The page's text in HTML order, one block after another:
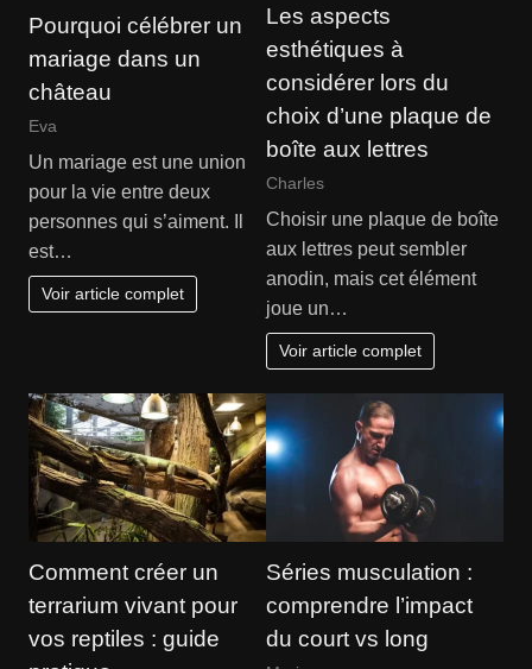
Pourquoi célébrer un
mariage dans un
château
Eva
Un mariage est une union
pour la vie entre deux
personnes qui s’aiment. Il
est…
Voir article complet
Les aspects
esthétiques à
considérer lors du
choix d’une plaque de
boîte aux lettres
Charles
Choisir une plaque de boîte
aux lettres peut sembler
anodin, mais cet élément
joue un…
Voir article complet
Comment créer un
terrarium vivant pour
vos reptiles : guide
Séries musculation :
comprendre l’impact
du court vs long